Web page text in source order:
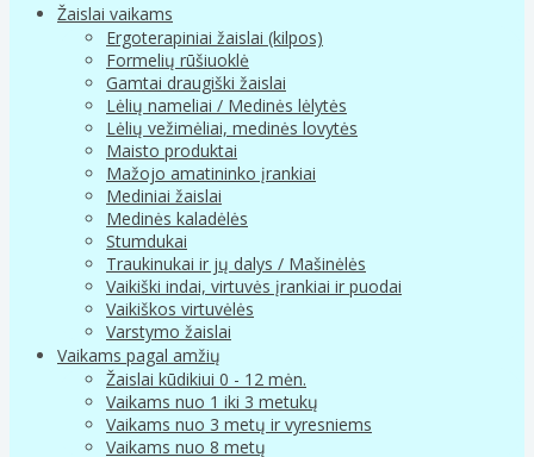
Žaislai vaikams
Ergoterapiniai žaislai (kilpos)
Formelių rūšiuoklė
Gamtai draugiški žaislai
Lėlių nameliai / Medinės lėlytės
Lėlių vežimėliai, medinės lovytės
Maisto produktai
Mažojo amatininko įrankiai
Mediniai žaislai
Medinės kaladėlės
Stumdukai
Traukinukai ir jų dalys / Mašinėlės
Vaikiški indai, virtuvės įrankiai ir puodai
Vaikiškos virtuvėlės
Varstymo žaislai
Vaikams pagal amžių
Žaislai kūdikiui 0 - 12 mėn.
Vaikams nuo 1 iki 3 metukų
Vaikams nuo 3 metų ir vyresniems
Vaikams nuo 8 metų